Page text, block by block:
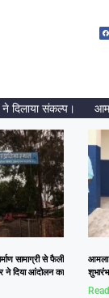
संकल्प। आमला में
सामाग्री से फैली
ने दिया आंदोलन का
आमला